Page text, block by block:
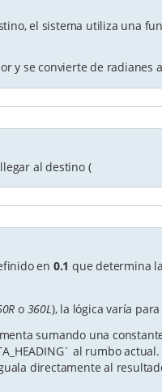
el sistema utiliza una
y se convierte de radianes
al destino (
en 0.1 que determina
o 360L), la lógica varía
sumando una
al rumbo actual.
directamente al